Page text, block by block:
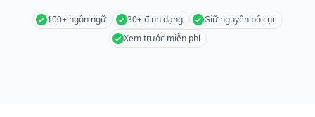
100+ ngôn ngữ 30+ định dạng
Giữ nguyên bố cục
Xem trước miễn phí